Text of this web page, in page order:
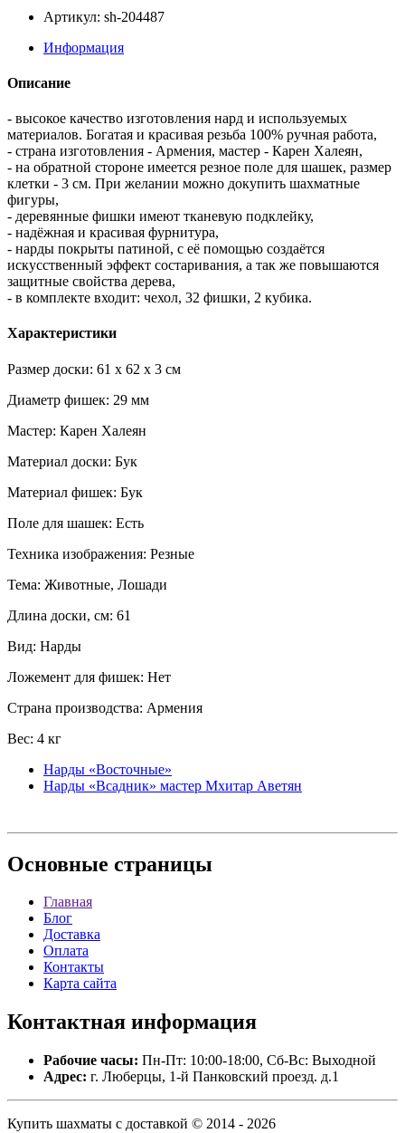
Артикул: sh-204487
Информация
Описание
- высокое качество изготовления нард и используемых
материалов. Богатая и красивая резьба 100% ручная работа,
- страна изготовления - Армения, мастер - Карен Халеян,
- на обратной стороне имеется резное поле для шашек, размер
клетки - 3 см. При желании можно докупить шахматные
фигуры,
- деревянные фишки имеют тканевую подклейку,
- надёжная и красивая фурнитура,
- нарды покрыты патиной, с её помощью создаётся
искусственный эффект состаривания, а так же повышаются
защитные свойства дерева,
- в комплекте входит: чехол, 32 фишки, 2 кубика.
Характеристики
Размер доски: 61 x 62 x 3 см
Диаметр фишек: 29 мм
Мастер: Карен Халеян
Материал доски: Бук
Материал фишек: Бук
Поле для шашек: Есть
Техника изображения: Резные
Тема: Животные, Лошади
Длина доски, см: 61
Вид: Нарды
Ложемент для фишек: Нет
Страна производства: Армения
Вес: 4 кг
Нарды «Восточные»
Нарды «Всадник» мастер Мхитар Аветян
Основные страницы
Главная
Блог
Доставка
Оплата
Контакты
Карта сайта
Контактная информация
Рабочие часы: Пн-Пт: 10:00-18:00, Сб-Вс: Выходной
Адрес: г. Люберцы, 1-й Панковский проезд. д.1
Купить шахматы с доставкой © 2014 - 2026